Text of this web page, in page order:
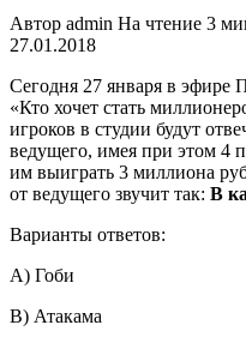
Автор admin На чтение 3
27.01.2018
Сегодня 27 января в эфире
«Кто хочет стать
игроков в студии будут
ведущего, имея при этом 4
им выиграть 3 миллиона
от ведущего звучит так: В
Варианты ответов:
А) Гоби
В) Атакама